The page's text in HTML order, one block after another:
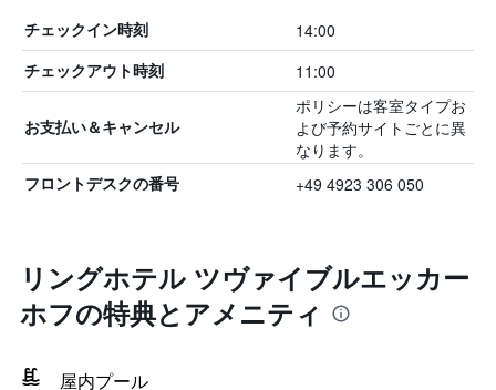
チェックイン時刻 14:00
チェックアウト時刻 11:00
お支払い＆キャンセル
ポリシーは客室タイプお
よび予約サイトごとに異
なります。
フロントデスクの番号 +49 4923 306 050
リングホテル ツヴァイブルエッカー
ホフの特典とアメニティ
屋内プール